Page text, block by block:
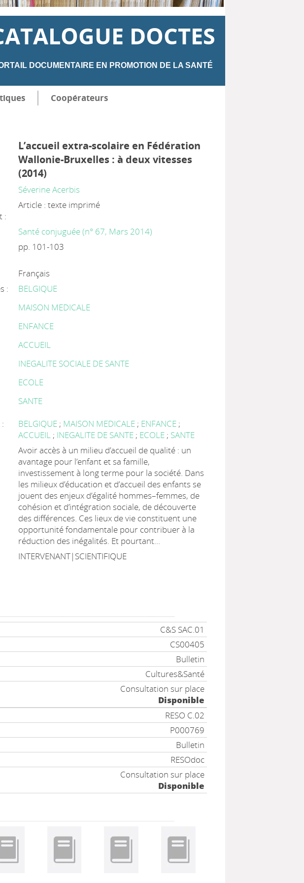
DOCTES
DOCUMENTAIRE EN PROMOTION DE LA SANTÉ
Coopérateurs
L’accueil extra-scolaire en Fédération
Wallonie-Bruxelles : à deux vitesses
(2014)
Séverine Acerbis
:
Article : texte imprimé
Santé conjuguée (n° 67, Mars 2014)
pp. 101-103
Français
:
BELGIQUE
MAISON MEDICALE
ENFANCE
ACCUEIL
INEGALITE SOCIALE DE SANTE
ECOLE
SANTE
BELGIQUE ; MAISON MEDICALE ; ENFANCE ;
ACCUEIL ; INEGALITE DE SANTE ; ECOLE ; SANTE
Avoir accès à un milieu d’accueil de qualité : un
avantage pour l’enfant et sa famille,
investissement à long terme pour la société. Dans
les milieux d’éducation et d’accueil des enfants se
jouent des enjeux d’égalité hommes–femmes, de
cohésion et d’intégration sociale, de découverte
des différences. Ces lieux de vie constituent une
opportunité fondamentale pour contribuer à la
réduction des inégalités. Et pourtant...
INTERVENANT|SCIENTIFIQUE
C&S SAC.01
CS00405
Bulletin
Cultures&Santé
Consultation sur place
Disponible
RESO C.02
P000769
Bulletin
RESOdoc
Consultation sur place
Disponible